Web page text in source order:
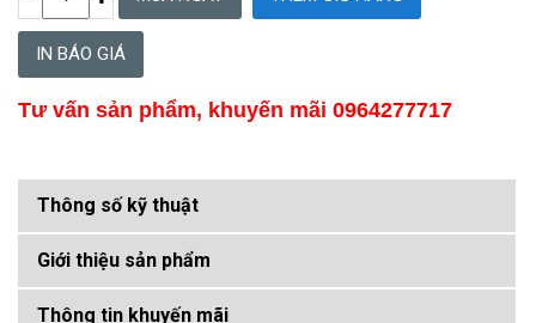
IN BÁO GIÁ
Tư vấn sản phẩm, khuyến mãi 0964277717
Thông số kỹ thuật
Giới thiệu sản phẩm
Thông tin khuyến mãi